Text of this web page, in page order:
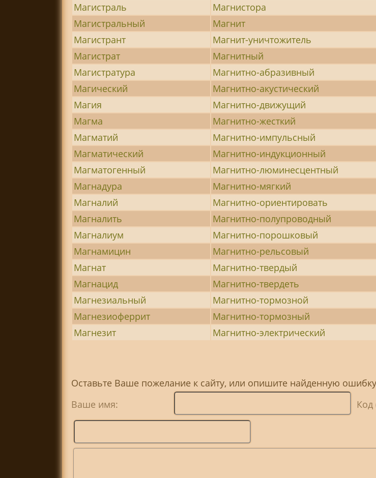
Магистраль
Магнистора
Магистральный
Магнит
Магистрант
Магнит-уничтожитель
Магистрат
Магнитный
Магистратура
Магнитно-абразивный
Магический
Магнитно-акустический
Магия
Магнитно-движущий
Магма
Магнитно-жесткий
Магматий
Магнитно-импульсный
Магматический
Магнитно-индукционный
Магматогенный
Магнитно-люминесцентный
Магнадура
Магнитно-мягкий
Магналий
Магнитно-ориентировать
Магналить
Магнитно-полупроводный
Магналиум
Магнитно-порошковый
Магнамицин
Магнитно-рельсовый
Магнат
Магнитно-твердый
Магнацид
Магнитно-твердеть
Магнезиальный
Магнитно-тормозной
Магнезиоферрит
Магнитно-тормозный
Магнезит
Магнитно-электрический
Оставьте Ваше пожелание к сайту, или опишите найденную ошибку
Ваше имя: